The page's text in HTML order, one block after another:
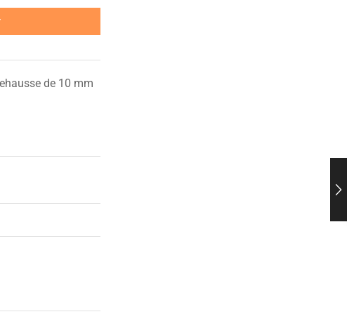
de 10 mm